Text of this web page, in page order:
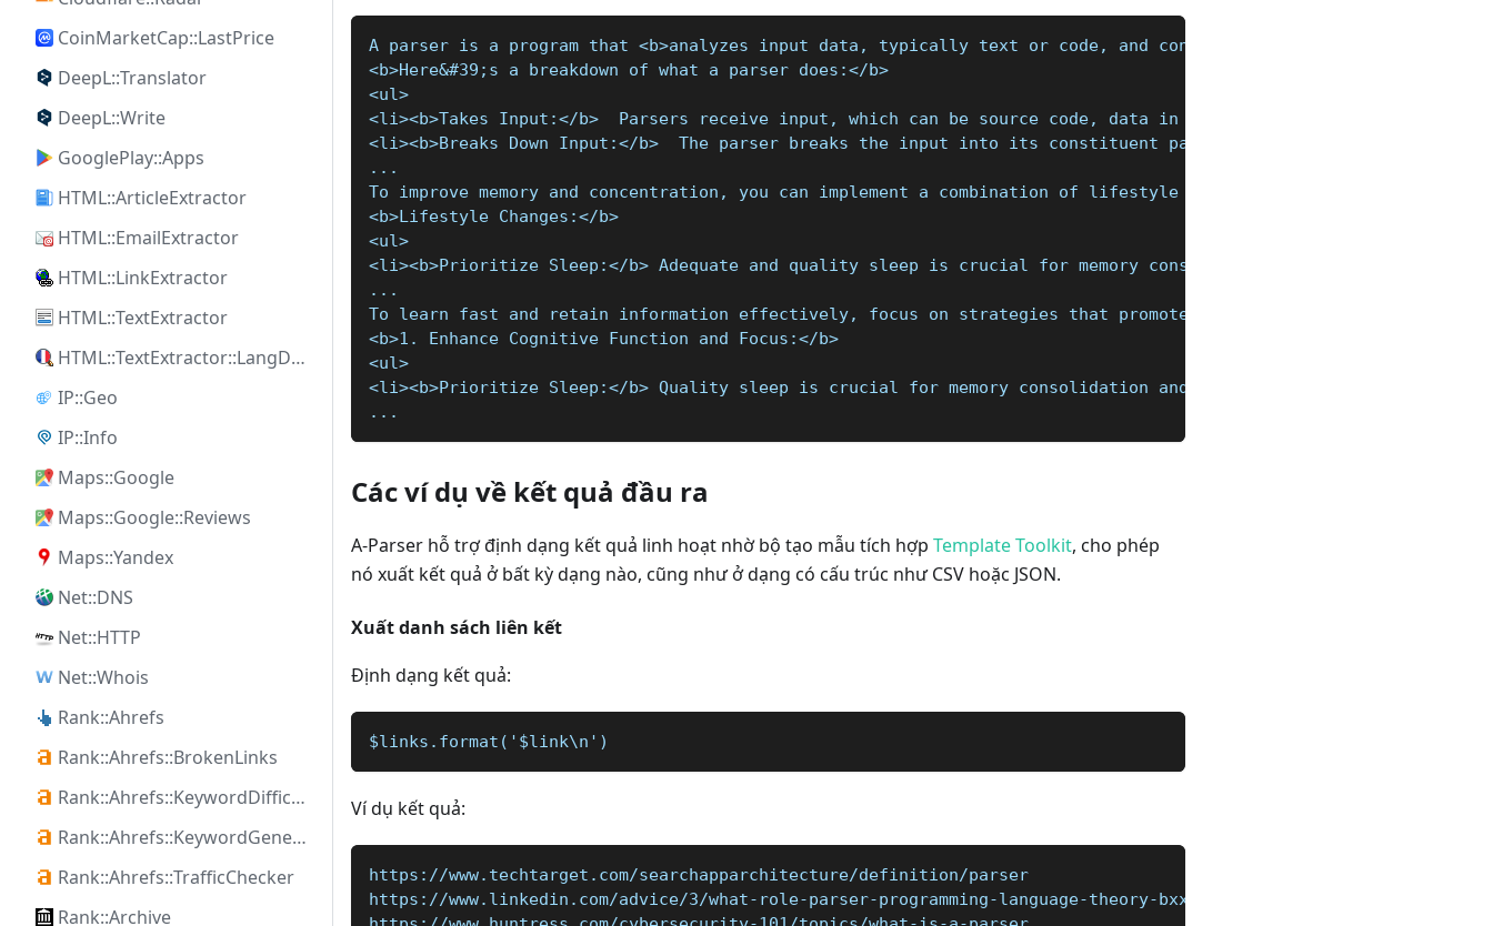
CoinMarketCap::LastPrice
DeepL::Translator
DeepL::Write
GooglePlay::Apps
HTML::ArticleExtractor
HTML::EmailExtractor
HTML::LinkExtractor
HTML::TextExtractor
HTML::TextExtractor::LangDetect
IP::Geo
IP::Info
Maps::Google
Maps::Google::Reviews
Maps::Yandex
Net::DNS
Net::HTTP
Net::Whois
Rank::Ahrefs
Rank::Ahrefs::BrokenLinks
Rank::Ahrefs::KeywordDifficulty
Rank::Ahrefs::KeywordGenerator
Rank::Ahrefs::TrafficChecker
Rank::Archive
A parser is a program that <b>analyzes input data, typically text or code, and converts it into a structured
<b>Here&#39;s a breakdown of what a parser does:</b>
<ul>
<li><b>Takes Input:</b>  Parsers receive input, which can be source code, data in a specific format (like XML
<li><b>Breaks Down Input:</b>  The parser breaks the input into its constituent parts, such as keywords,
...
To improve memory and concentration, you can implement a combination of lifestyle changes and cognitive
<b>Lifestyle Changes:</b>
<ul>
<li><b>Prioritize Sleep:</b> Adequate and quality sleep is crucial for memory consolidation and cognitive
...
To learn fast and retain information effectively, focus on strategies that promote active engagement, optimize
<b>1. Enhance Cognitive Function and Focus:</b>
<ul>
<li><b>Prioritize Sleep:</b> Quality sleep is crucial for memory consolidation and improved concentration.
...
Các ví dụ về kết quả đầu ra
A-Parser hỗ trợ định dạng kết quả linh hoạt nhờ bộ tạo mẫu tích hợp Template Toolkit, cho phép
nó xuất kết quả ở bất kỳ dạng nào, cũng như ở dạng có cấu trúc như CSV hoặc JSON.
Xuất danh sách liên kết
Định dạng kết quả:
$links.format('$link\n')
Ví dụ kết quả:
https://www.techtarget.com/searchapparchitecture/definition/parser
https://www.linkedin.com/advice/3/what-role-parser-programming-language-theory-